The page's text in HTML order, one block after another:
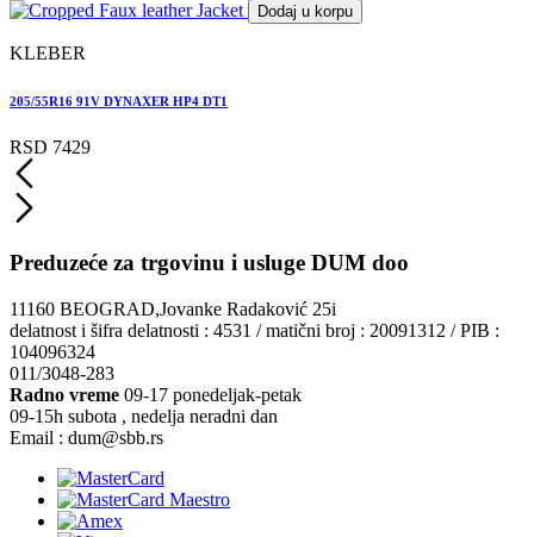
Dodaj u korpu
KLEBER
205/55R16 91V DYNAXER HP4 DT1
RSD 7429
Preduzeće za trgovinu i usluge DUM doo
11160 BEOGRAD,Jovanke Radaković 25i
delatnost i šifra delatnosti : 4531 / matični broj : 20091312 / PIB :
104096324
011/3048-283
Radno vreme 09-17 ponedeljak-petak
09-15h subota , nedelja neradni dan
Email : dum@sbb.rs